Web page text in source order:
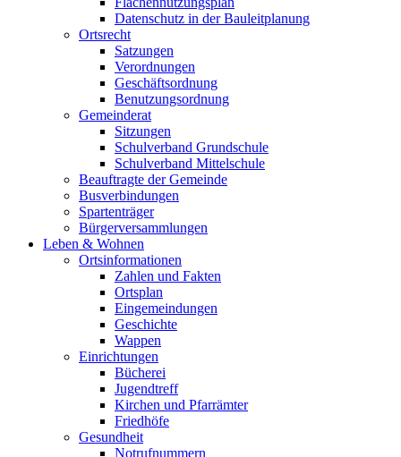
Datenschutz in der Bauleitplanung
Ortsrecht
Satzungen
Verordnungen
Geschäftsordnung
Benutzungsordnung
Gemeinderat
Sitzungen
Schulverband Grundschule
Schulverband Mittelschule
Beauftragte der Gemeinde
Busverbindungen
Spartenträger
Bürgerversammlungen
Leben & Wohnen
Ortsinformationen
Zahlen und Fakten
Ortsplan
Eingemeindungen
Geschichte
Wappen
Einrichtungen
Bücherei
Jugendtreff
Kirchen und Pfarrämter
Friedhöfe
Gesundheit
Notrufnummern